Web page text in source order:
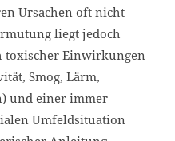
Ursachen oft nicht
liegt jedoch
toxischer Einwirkungen
Smog, Lärm,
und einer immer
Umfeldsituation